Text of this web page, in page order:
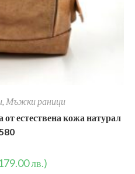
, Мъжки раници
естествена кожа натурал
лв.)